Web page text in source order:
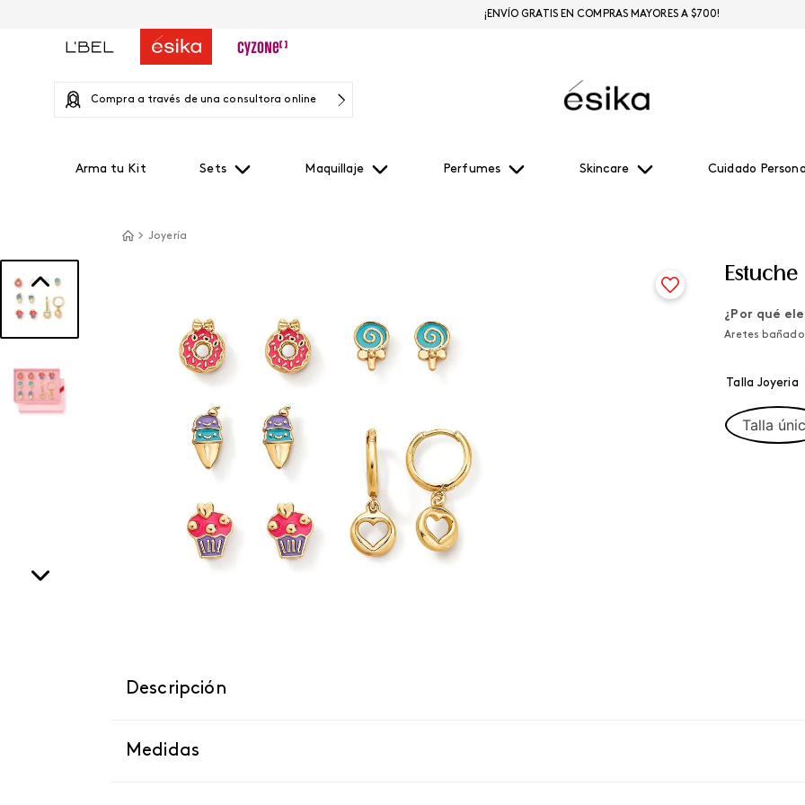
Compra a través de una consultora online
Arma tu Kit Sets Maquillaje Perfumes Skincare Cuidado
¡ENVÍO GRATIS EN COMPRAS MAYORES A $700!
Joyería
¿Por qué
Aretes
Talla Joyeria
Talla
Descripción
Medidas